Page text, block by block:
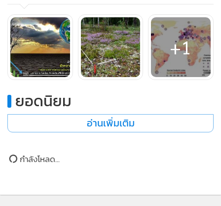
ฐานรากของระบบชีวิตทั้งหมด”
แม้พืชจะสามารถแพร่พันธุ์ไปยังพื้นที่อื่นๆ ตามธรรมชาติได้ หรือ
มนุษย์สามารถช่วยเหลือในการเติบโตได้ แต่ข้อมูลจากการจำลอง
ด้วยคอมพิวเตอร์นับล้านครั้งพบว่า การย้ายถิ่นฐานช่วยลดอัตรา
การสูญพันธุ์ของพืชไม่ได้ เพราะปัจจัยที่เกื้อหนุนพืชหนึ่งชนิดไม่
ได้มีแค่ความร้อน แต่ยังรวมถึงความชื้นในอากาส สภาพความ
เป็นกรด - ด่างในน้ำ และสภาพดิน ซึ่งภาวะโลกร้อนได้สร้างความ
เสียหายต่อสภาพแวดล้อมที่เอื้ออำนวยเหล่านี้ ทำให้พืชไม่
+1
อ่านเพิ่มเติม